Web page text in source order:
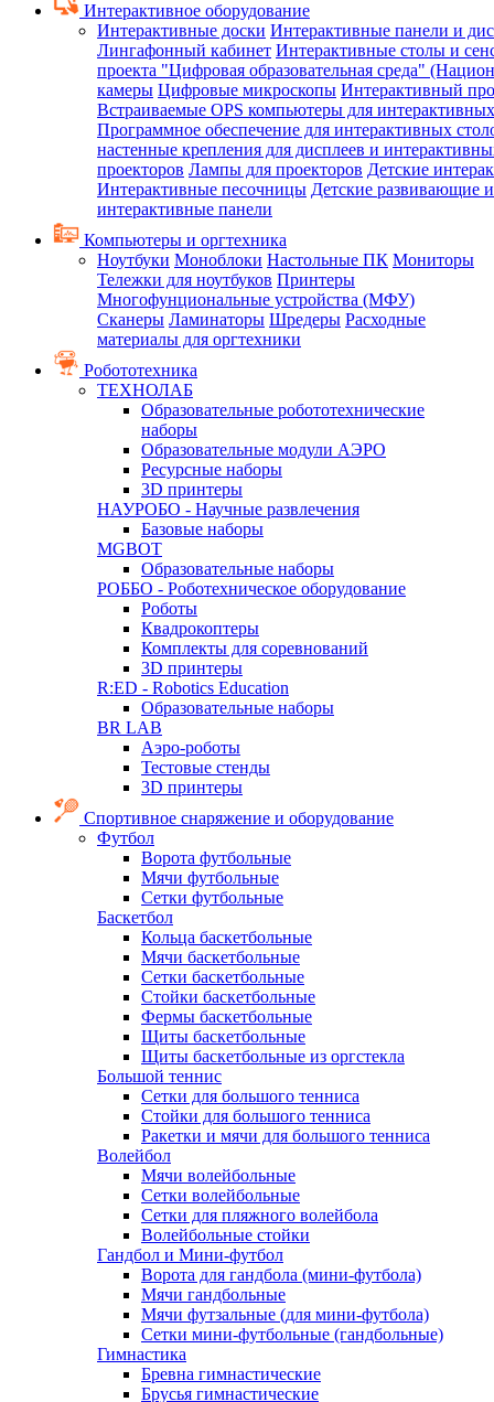
Интерактивное оборудование
Интерактивные доски Интерактивные панели и
Лингафонный кабинет Интерактивные столы и
проекта "Цифровая образовательная среда"
камеры Цифровые микроскопы Интерактивный
Встраиваемые OPS компьютеры для
Программное обеспечение для интерактивных
настенные крепления для дисплеев и
проекторов Лампы для проекторов Детские
Интерактивные песочницы Детские развивающие
интерактивные панели
Компьютеры и оргтехника
Ноутбуки Моноблоки Настольные ПК Мониторы
Тележки для ноутбуков Принтеры
Многофунциональные устройства (МФУ)
Сканеры Ламинаторы Шредеры Расходные
материалы для оргтехники
Робототехника
ТЕХНОЛАБ
Образовательные робототехнические
наборы
Образовательные модули АЭРО
Ресурсные наборы
3D принтеры
НАУРОБО - Научные развлечения
Базовые наборы
MGBOT
Образовательные наборы
РОББО - Роботехническое оборудование
Роботы
Квадрокоптеры
Комплекты для соревнований
3D принтеры
R:ED - Robotics Education
Образовательные наборы
BR LAB
Аэро-роботы
Тестовые стенды
3D принтеры
Спортивное снаряжение и оборудование
Футбол
Ворота футбольные
Мячи футбольные
Сетки футбольные
Баскетбол
Кольца баскетбольные
Мячи баскетбольные
Сетки баскетбольные
Стойки баскетбольные
Фермы баскетбольные
Щиты баскетбольные
Щиты баскетбольные из оргстекла
Большой теннис
Сетки для большого тенниса
Стойки для большого тенниса
Ракетки и мячи для большого тенниса
Волейбол
Мячи волейбольные
Сетки волейбольные
Сетки для пляжного волейбола
Волейбольные стойки
Гандбол и Мини-футбол
Ворота для гандбола (мини-футбола)
Мячи гандбольные
Мячи футзальные (для мини-футбола)
Сетки мини-футбольные (гандбольные)
Гимнастика
Бревна гимнастические
Брусья гимнастические